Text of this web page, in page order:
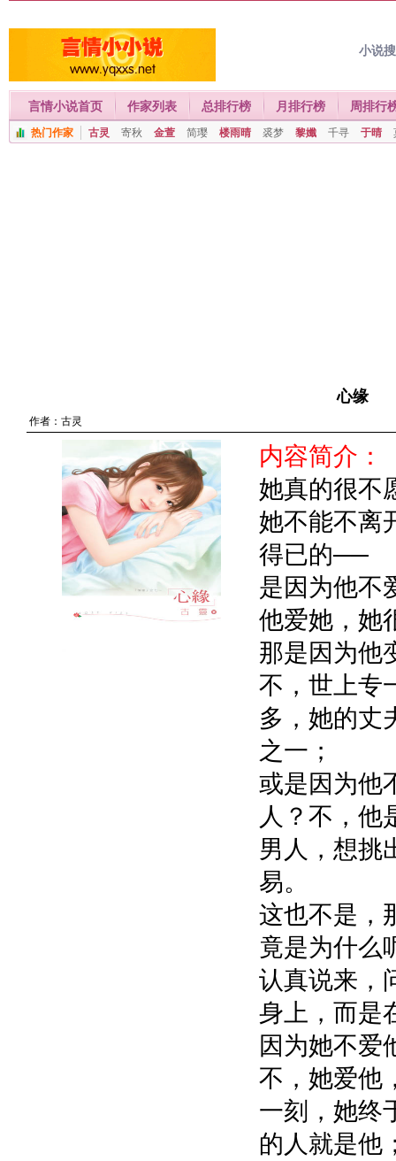
小说
言情小说首页 作家列表 总排行榜 月排行榜 周排行
热门作家 古灵 寄秋 金萱 简璎 楼雨晴 裘梦 黎孅 千寻 于晴
心缘
作者： 古灵
内容简介：
她真的很不
她不能不离
得已的──
是因为他不
他爱她，她
那是因为他
不，世上专
多，她的丈
之一；
或是因为他
人？不，他
男人，想挑
易。
这也不是，
竟是为什么
认真说来，
身上，而是
因为她不爱
不，她爱他
一刻，她终
的人就是他